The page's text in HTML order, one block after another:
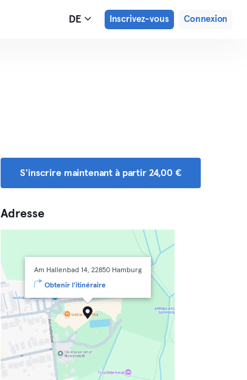
DE Inscrivez-vous Connexion
S'inscrire maintenant à partir 24,00 €
Adresse
Am Hallenbad 14, 22850 Hamburg
Obtenir l'itinéraire